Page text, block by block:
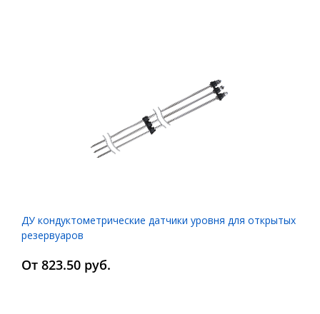
ДУ кондуктометрические датчики уровня для открытых
резервуаров
От 823.50 руб.